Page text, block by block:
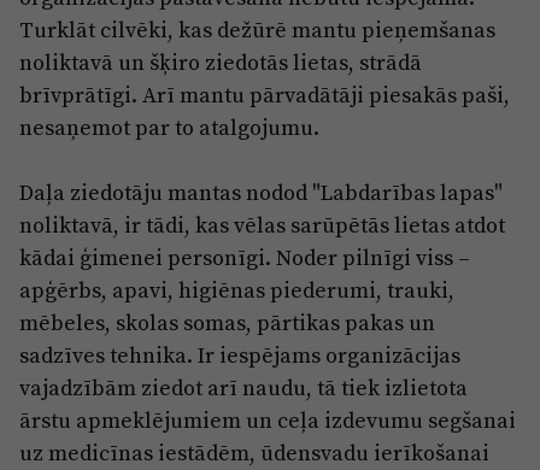
Turklāt cilvēki, kas dežūrē mantu pieņemšanas
noliktavā un šķiro ziedotās lietas, strādā
brīvprātīgi. Arī mantu pārvadātāji piesakās paši,
nesaņemot par to atalgojumu.
Daļa ziedotāju mantas nodod "Labdarības lapas"
noliktavā, ir tādi, kas vēlas sarūpētās lietas atdot
kādai ģimenei personīgi. Noder pilnīgi viss –
apģērbs, apavi, higiēnas piederumi, trauki,
mēbeles, skolas somas, pārtikas pakas un
sadzīves tehnika. Ir iespējams organizācijas
vajadzībām ziedot arī naudu, tā tiek izlietota
ārstu apmeklējumiem un ceļa izdevumu segšanai
uz medicīnas iestādēm, ūdensvadu ierīkošanai